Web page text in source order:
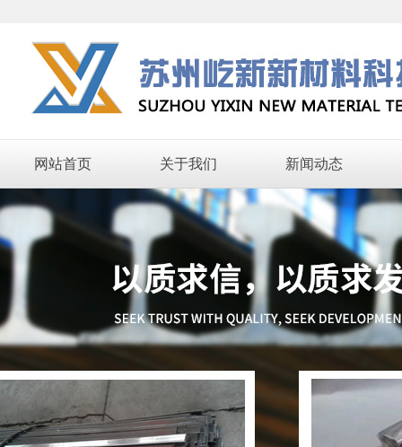
网站首页 关于我们 新闻动态